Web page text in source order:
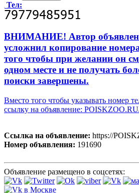
Тел:
ВНИМАНИЕ! Автор
усложнил копирование
того чтобы при желании он
одном месте и не получать
поиски завершены.
Вместо того чтобы указывать номер
ссылку на объявление:
Ссылка на объявление: https://
Номер объявления: 191690
Объявление размещено в соцсетях: